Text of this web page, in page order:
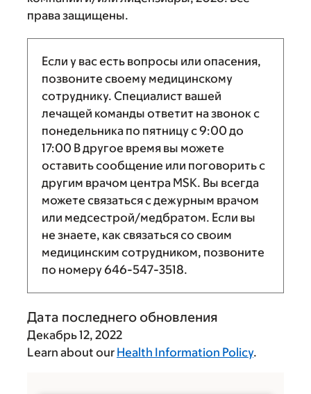
права защищены.
Если у вас есть вопросы или опасения,
позвоните своему медицинскому
сотруднику. Специалист вашей
лечащей команды ответит на звонок с
понедельника по пятницу с9:00 до
17:00 В другое время вы можете
оставить сообщение или поговорить с
другим врачом центра MSK. Вы всегда
можете связаться с дежурным врачом
или медсестрой/медбратом. Если вы
не знаете, как связаться со своим
медицинским сотрудником, позвоните
по номеру646-547-3518.
Дата последнего обновления
Декабрь 12, 2022
Learn about our Health Information Policy.